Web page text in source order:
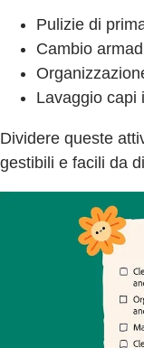
Pulizie di
Cambio
Lavaggio capi
Dividere queste
gestibili e facili da